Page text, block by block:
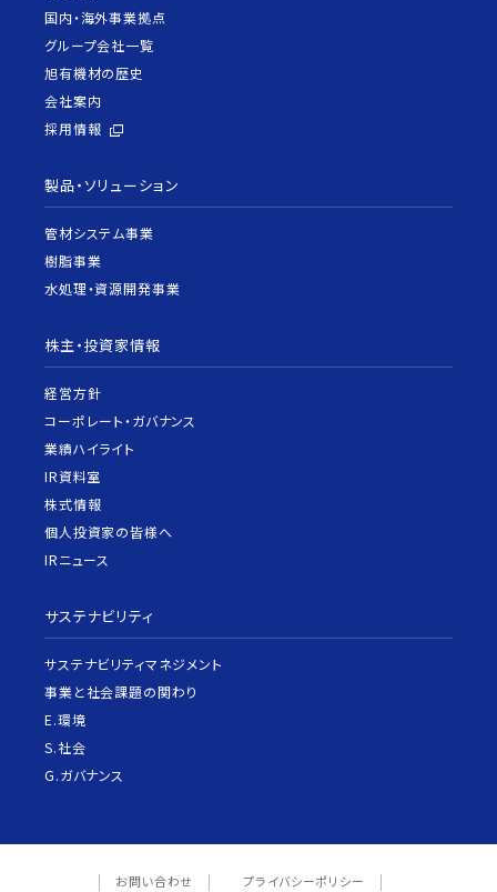
国内・海外事業拠点
グループ会社一覧
旭有機材の歴史
会社案内
採用情報
製品・ソリューション
管材システム事業
樹脂事業
水処理・資源開発事業
株主・投資家情報
経営方針
コーポレート・ガバナンス
業績ハイライト
IR資料室
株式情報
個人投資家の皆様へ
IRニュース
サステナビリティ
サステナビリティマネジメント
事業と社会課題の関わり
E.環境
S.社会
G.ガバナンス
お問い合わせ プライバシーポリシー